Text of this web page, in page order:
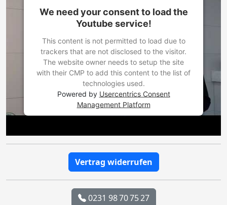
We need your consent to load the
Youtube service!
This content is not permitted to load due to
trackers that are not disclosed to the visitor.
The website owner needs to setup the site
with their CMP to add this content to the list of
technologies used.
Powered by Usercentrics Consent
Management Platform
Vertrag widerrufen
0231 98 70 75 27